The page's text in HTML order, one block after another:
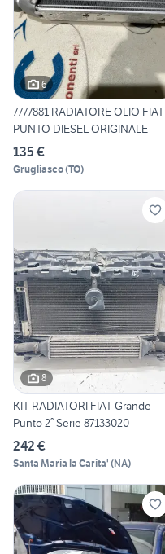
6
7777881 RADIATORE OLIO FIAT
PUNTO DIESEL ORIGINALE
135 €
Grugliasco(TO)
8
KIT RADIATORI FIAT Grande
Punto 2° Serie 87133020
242 €
Santa Maria la Carita' (NA)